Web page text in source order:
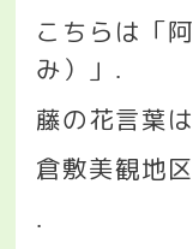
こちらは「
み）」
.
藤の花言葉
倉敷美観地
.